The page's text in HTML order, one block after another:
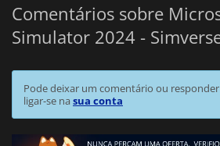
Comentários sobre
Simulator 2024 -
Pode deixar um comentário ou
ligar-se nasua conta